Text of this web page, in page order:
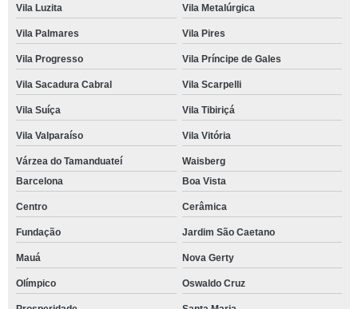
Vila Luzita Vila Metalúrgica
Vila Palmares Vila Pires
Vila Progresso Vila Príncipe de Gales
Vila Sacadura Cabral Vila Scarpelli
Vila Suíça Vila Tibiriçá
Vila Valparaíso Vila Vitória
Várzea do Tamanduateí
Waisberg
Barcelona
Boa Vista
Centro Cerâmica
Fundação Jardim São Caetano
Mauá Nova Gerty
Olímpico Oswaldo Cruz